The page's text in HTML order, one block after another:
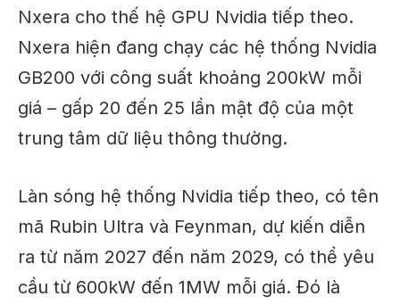
Nxera cho thế hệ GPU Nvidia tiếp theo.
Nxera hiện đang chạy các hệ thống Nvidia
GB200 với công suất khoảng 200kW mỗi
giá – gấp 20 đến 25 lần mật độ của một
trung tâm dữ liệu thông thường.
Làn sóng hệ thống Nvidia tiếp theo, có tên
mã Rubin Ultra và Feynman, dự kiến ​​diễn
ra từ năm 2027 đến năm 2029, có thể yêu
cầu từ 600kW đến 1MW mỗi giá. Đó là